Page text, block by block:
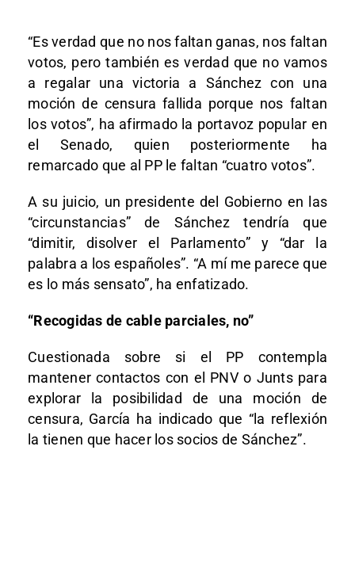
“Es verdad que no nos faltan ganas, nos faltan
votos, pero también es verdad que no vamos
a regalar una victoria a Sánchez con una
moción de censura fallida porque nos faltan
los votos”, ha afirmado la portavoz popular en
el Senado, quien posteriormente ha
remarcado que al PP le faltan “cuatro votos”.
A su juicio, un presidente del Gobierno en las
“circunstancias” de Sánchez tendría que
“dimitir, disolver el Parlamento” y “dar la
palabra a los españoles”. “A mí me parece que
es lo más sensato”, ha enfatizado.
“Recogidas de cable parciales, no”
Cuestionada sobre si el PP contempla
mantener contactos con el PNV o Junts para
explorar la posibilidad de una moción de
censura, García ha indicado que “la reflexión
la tienen que hacer los socios de Sánchez”.